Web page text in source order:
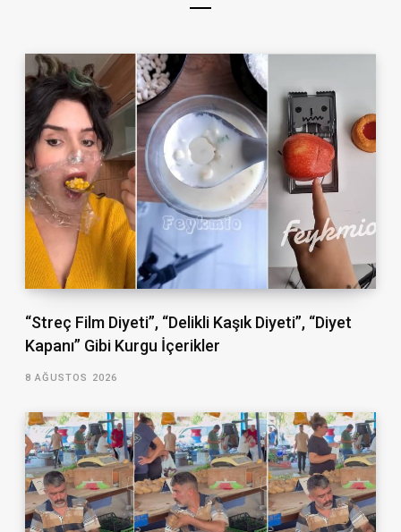
“Streç Film Diyeti”, “Delikli Kaşık Diyeti”, “Diyet
Kapanı” Gibi Kurgu İçerikler
8 AĞUSTOS 2026